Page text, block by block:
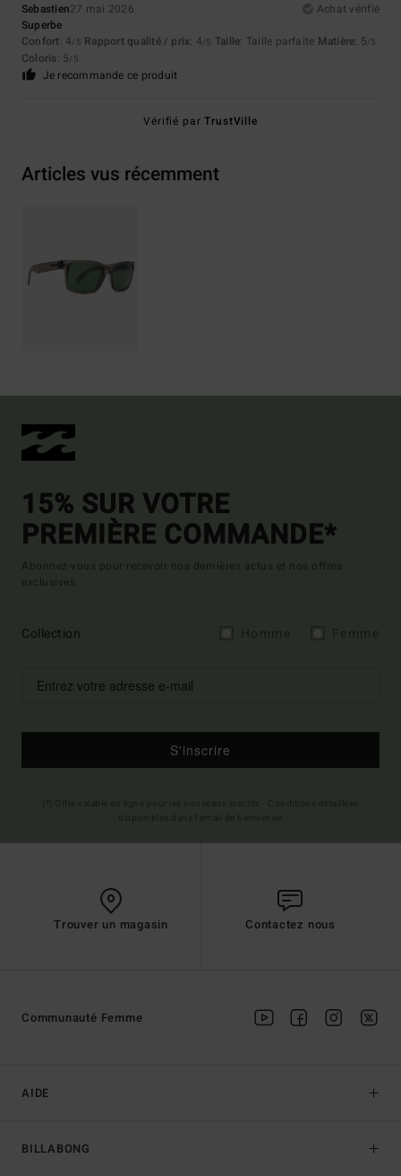
Sebastien27 mai 2026
Achat vérifié
Superbe
Confort: 4/5 Rapport qualité / prix: 4/5 Taille: Taille parfaite Matière: 5/5
Coloris: 5/5
Je recommande ce produit
Vérifié parTrustVille
Articles vus récemment
15% SUR VOTRE
PREMIÈRE COMMANDE*
Abonnez-vous pour recevoir nos dernières actus et nos offres
exclusives.
Collection
S'inscrire
Trouver un magasin Contactez nous
AIDE
BILLABONG
Communauté Femme